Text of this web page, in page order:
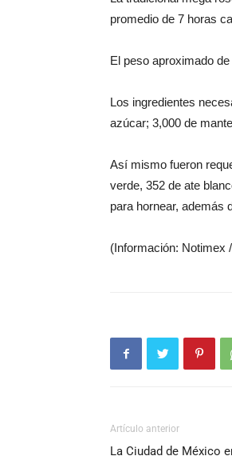
promedio de 7 horas
El peso aproximado
Los ingredientes
azúcar; 3,000 de
Así mismo fueron
verde, 352 de ate
para hornear, además
(Información: Notimex
Artículo anterior
La Ciudad de México